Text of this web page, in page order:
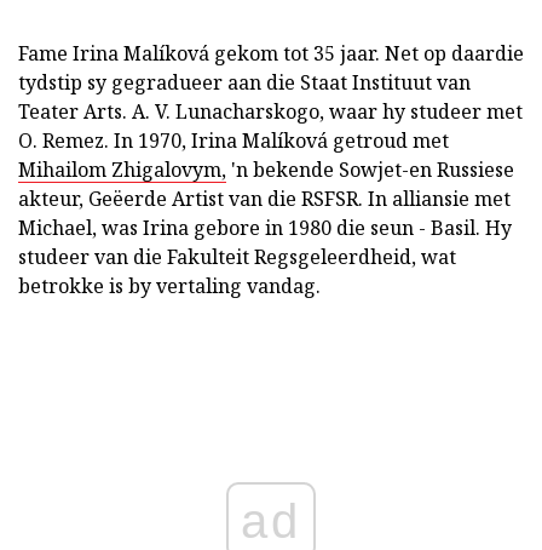
Fame Irina Malíková gekom tot 35 jaar. Net op daardie
tydstip sy gegradueer aan die Staat Instituut van
Teater Arts. A. V. Lunacharskogo, waar hy studeer met
O. Remez. In 1970, Irina Malíková getroud met
Mihailom Zhigalovym, 'n bekende Sowjet-en Russiese
akteur, Geëerde Artist van die RSFSR. In alliansie met
Michael, was Irina gebore in 1980 die seun - Basil. Hy
studeer van die Fakulteit Regsgeleerdheid, wat
betrokke is by vertaling vandag.
ad